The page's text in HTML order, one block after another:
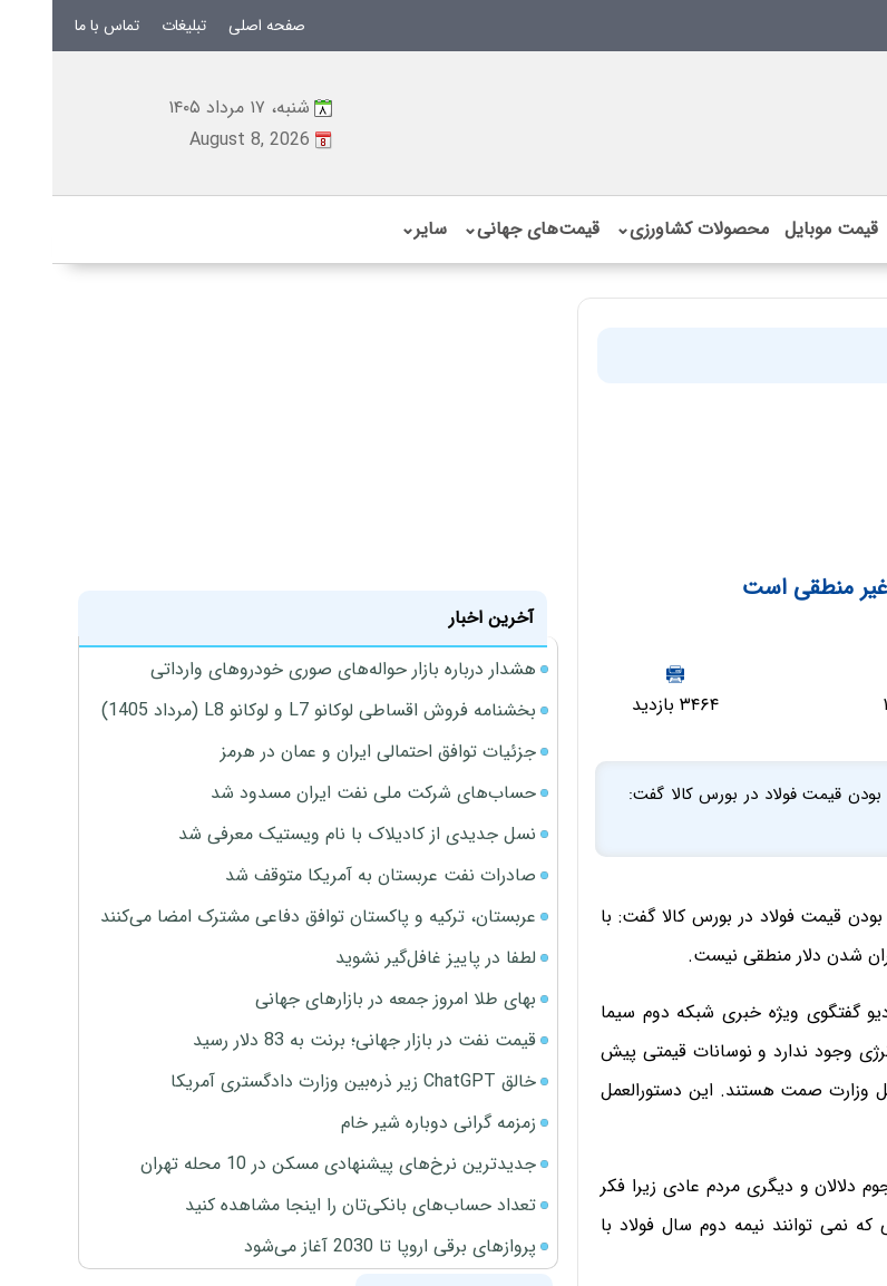
صفحه اصلی تبلیغات تماس با ما
شنبه، ۱۷ مرداد ۱۴۰۵
August 8, 2026
قیمت موبایل محصولات کشاورزی⌄ قیمت‌های جهانی⌄ سایر⌄
غیر منطقی است
۳۴۶۴ بازدید
قیمت فولاد در بورس کالا گفت:
قیمت فولاد در بورس کالا گفت: با
شدن دلار منطقی نیست.
گفتگوی ویژه خبری شبکه دوم سیما
وجود ثبات قیمت انرژی وجود ندارد و نوسانات قیمتی پیش
وزارت صمت هستند. این دستورالعمل
دلالان و دیگری مردم عادی زیرا فکر
نمی توانند نیمه دوم سال فولاد با
آخرین اخبار
هشدار درباره بازار حواله‌های صوری خودروهای وارداتی
بخشنامه فروش اقساطی لوکانو L7 و لوکانو L8 (مرداد 1405)
جزئیات توافق احتمالی ایران و عمان در هرمز
حساب‌های شرکت ملی نفت ایران مسدود شد
نسل جدیدی از کادیلاک با نام ویستیک معرفی شد
صادرات نفت عربستان به آمریکا متوقف شد
عربستان، ترکیه و پاکستان توافق دفاعی مشترک امضا می‌کنند
لطفا در پاییز غافل‌گیر نشوید
بهای طلا امروز جمعه در بازارهای جهانی
قیمت نفت در بازار جهانی؛ برنت به 83 دلار رسید
خالق ChatGPT زیر ذره‌بین وزارت دادگستری آمریکا
زمزمه گرانی دوباره شیر خام
جدیدترین نرخ‌های پیشنهادی مسکن در 10 محله تهران
تعداد حساب‌های بانکی‌تان را اینجا مشاهده کنید
پروازهای برقی اروپا تا 2030 آغاز می‌شود